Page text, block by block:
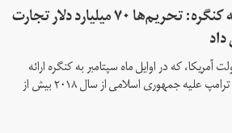
گزارش دولت آمریکا به کنگره: تحریم‌ها ۷۰ میلیارد دلار تجارت
که در اوایل ماه سپتامبر به کنگره ارائه
شد، تحریم‌های دولت دونالد ترامپ علیه جمهوری اسلامی از سال ۲۰۱۸ بیش از